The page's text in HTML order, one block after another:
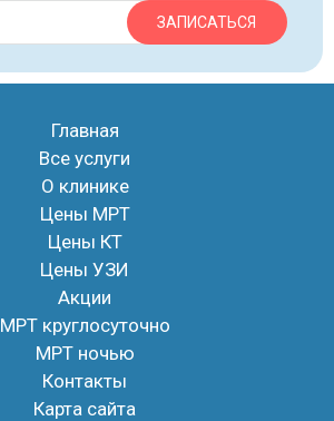
ЗАПИСАТЬСЯ
Главная
Все услуги
О клинике
Цены МРТ
Цены КТ
Цены УЗИ
Акции
МРТ круглосуточно
МРТ ночью
Контакты
Карта сайта